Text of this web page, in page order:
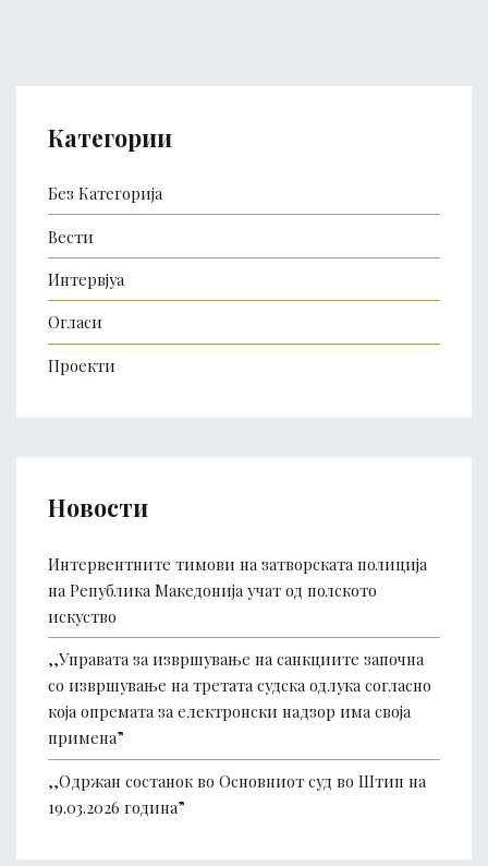
Категории
Без Категорија
Вести
Интервјуа
Огласи
Проекти
Новости
Интервентните тимови на затворската полиција
на Република Македонија учат од полското
искуство
,,Управата за извршување на санкциите започна
со извршување на третата судска одлука согласно
која опремата за електронски надзор има своја
примена”
,,Одржан состанок во Основниот суд во Штип на
19.03.2026 година”